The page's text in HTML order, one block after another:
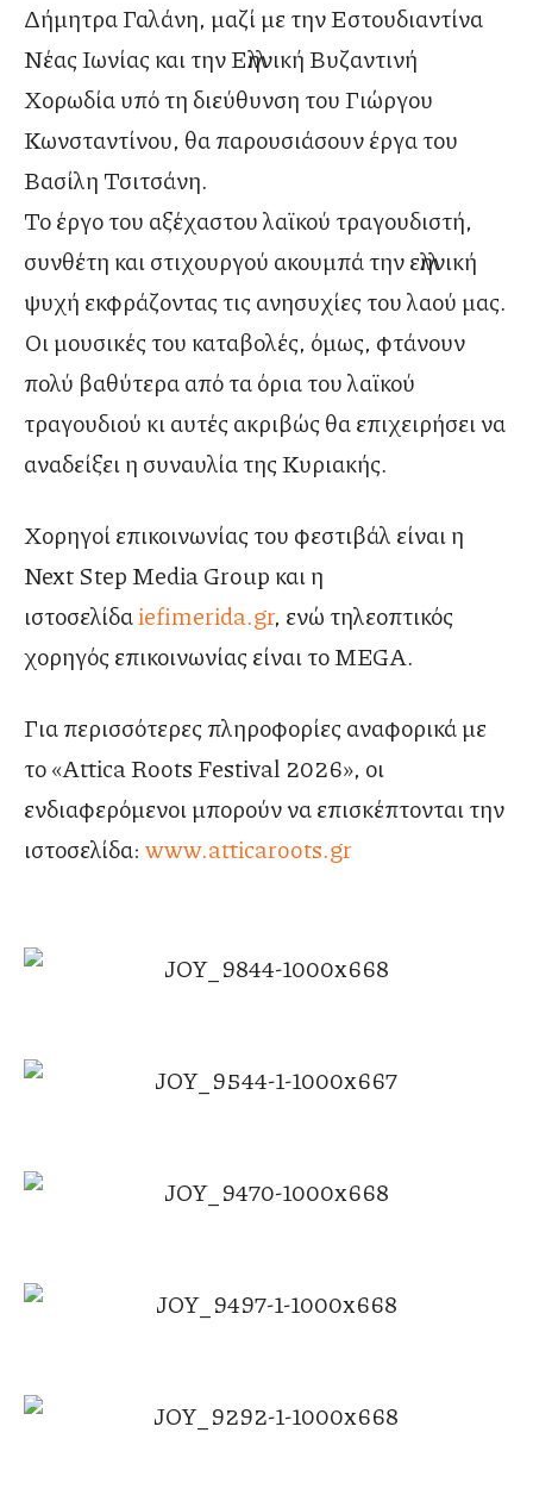
Δήμητρα Γαλάνη, μαζί με την Εστουδιαντίνα
Νέας Ιωνίας και την Ελληνική Βυζαντινή
Χορωδία υπό τη διεύθυνση του Γιώργου
Κωνσταντίνου, θα παρουσιάσουν έργα του
Βασίλη Τσιτσάνη.
Το έργο του αξέχαστου λαϊκού τραγουδιστή,
συνθέτη και στιχουργού ακουμπά την ελληνική
ψυχή εκφράζοντας τις ανησυχίες του λαού μας.
Οι μουσικές του καταβολές, όμως, φτάνουν
πολύ βαθύτερα από τα όρια του λαϊκού
τραγουδιού κι αυτές ακριβώς θα επιχειρήσει να
αναδείξει η συναυλία της Κυριακής.
Χορηγοί επικοινωνίας του φεστιβάλ είναι η
Next Step Media Group και η
ιστοσελίδαiefimerida.gr, ενώ τηλεοπτικός
χορηγός επικοινωνίας είναι το MEGA.
Για περισσότερες πληροφορίες αναφορικά με
το «Attica Roots Festival 2026», οι
ενδιαφερόμενοι μπορούν να επισκέπτονται την
ιστοσελίδα: www.atticaroots.gr